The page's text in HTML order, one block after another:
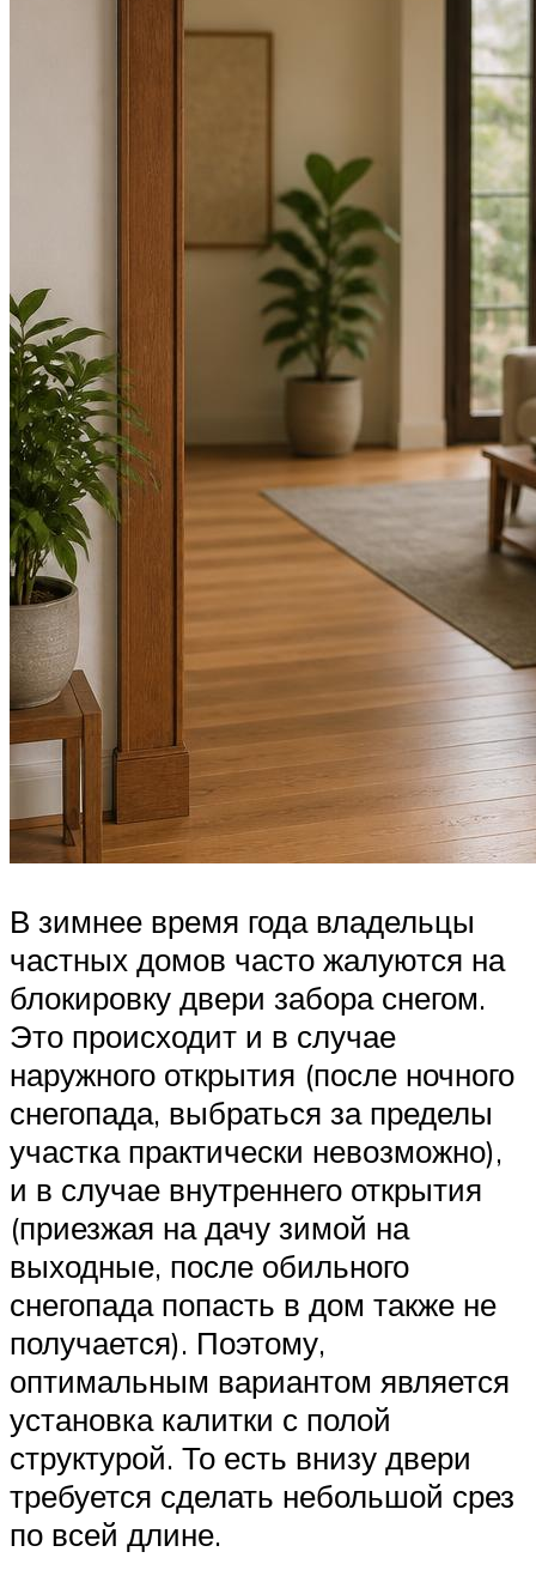
В зимнее время года владельцы
частных домов часто жалуются на
блокировку двери забора снегом.
Это происходит и в случае
наружного открытия (после ночного
снегопада, выбраться за пределы
участка практически невозможно),
и в случае внутреннего открытия
(приезжая на дачу зимой на
выходные, после обильного
снегопада попасть в дом также не
получается). Поэтому,
оптимальным вариантом является
установка калитки с полой
структурой. То есть внизу двери
требуется сделать небольшой срез
по всей длине.